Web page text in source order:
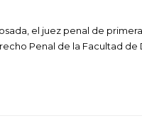
el juez penal de
Penal de la Facultad de